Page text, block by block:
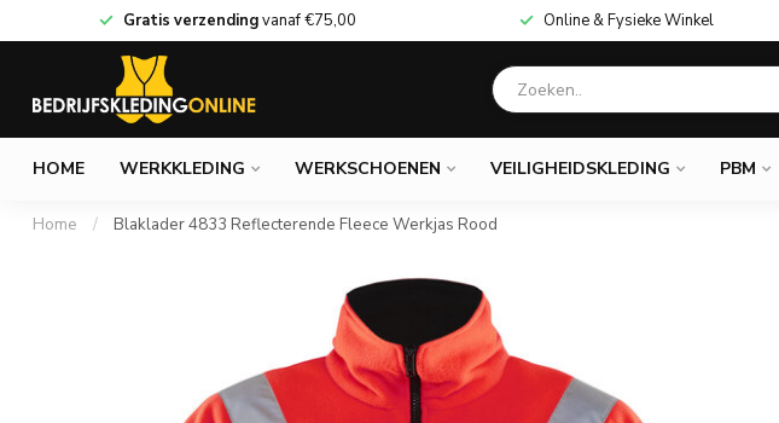
Gratis verzendingvanaf€75,00 Online & Fysieke Winkel
HOME WERKKLEDING WERKSCHOENEN VEILIGHEIDSKLEDING PBM
Home / Blaklader 4833 Reflecterende Fleece Werkjas Rood